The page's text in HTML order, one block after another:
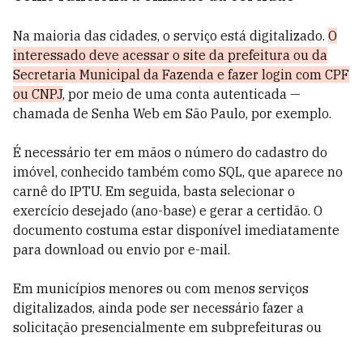
Na maioria das cidades, o serviço está digitalizado. O
interessado deve acessar o site da prefeitura ou da
Secretaria Municipal da Fazenda e fazer login com CPF
ou CNPJ, por meio de uma conta autenticada —
chamada de Senha Web em São Paulo, por exemplo.
É necessário ter em mãos o número do cadastro do
imóvel, conhecido também como SQL, que aparece no
carnê do IPTU. Em seguida, basta selecionar o
exercício desejado (ano-base) e gerar a certidão. O
documento costuma estar disponível imediatamente
para download ou envio por e-mail.
Em municípios menores ou com menos serviços
digitalizados, ainda pode ser necessário fazer a
solicitação presencialmente em subprefeituras ou